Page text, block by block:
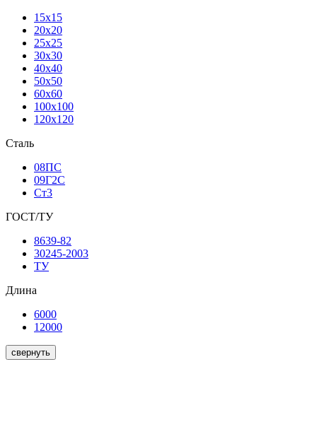
15х15
20х20
25х25
30х30
40х40
50х50
60х60
100х100
120х120
Сталь
08ПС
09Г2С
Ст3
ГОСТ/ТУ
8639-82
30245-2003
ТУ
Длина
6000
12000
свернуть